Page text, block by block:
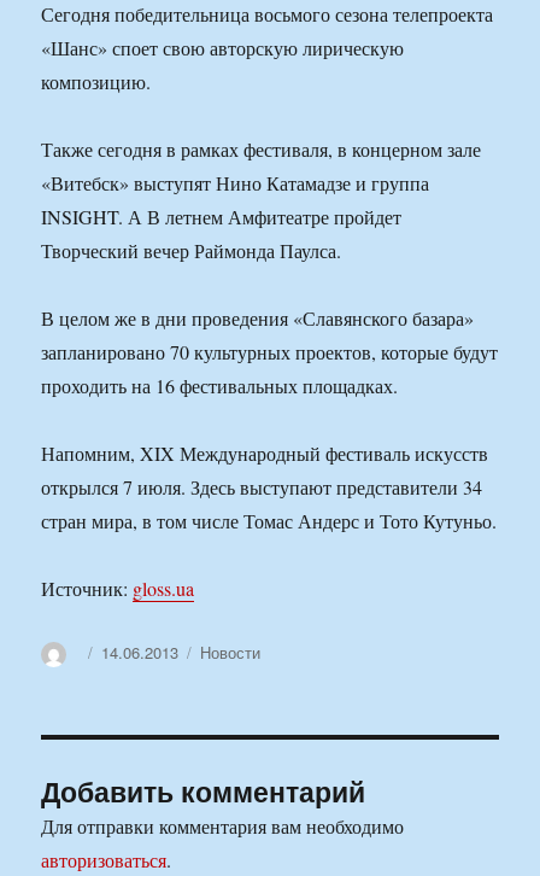
Сегодня победительница восьмого сезона телепроекта
«Шанс» споет свою авторскую лирическую
композицию.
Также сегодня в рамках фестиваля, в концерном зале
«Витебск» выступят Нино Катамадзе и группа
INSIGHT. А В летнем Амфитеатре пройдет
Творческий вечер Раймонда Паулса.
В целом же в дни проведения «Славянского базара»
запланировано 70 культурных проектов, которые будут
проходить на 16 фестивальных площадках.
Напомним, XIX Международный фестиваль искусств
открылся 7 июля. Здесь выступают представители 34
стран мира, в том числе Томас Андерс и Тото Кутуньо.
Источник: gloss.ua
АвторОпубликовано
14.06.2013 Рубрики
Новости
Добавить комментарий
Для отправки комментария вам необходимо
авторизоваться.